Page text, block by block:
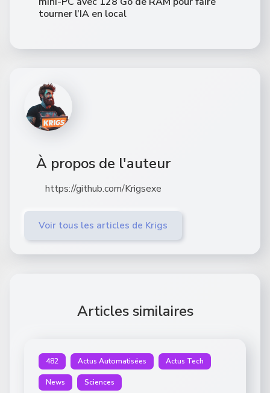
tourner l’IA en local
À propos de l'auteur
https://github.com/Krigsexe
Voir tous les articles de Krigs
Articles similaires
482 Actus Automatisées Actus Tech
News Sciences